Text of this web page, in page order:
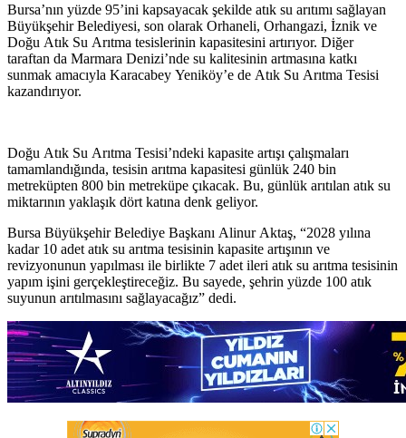
Bursa’nın yüzde 95’ini kapsayacak şekilde atık su arıtımı sağlayan
Büyükşehir Belediyesi, son olarak Orhaneli, Orhangazi, İznik ve
Doğu Atık Su Arıtma tesislerinin kapasitesini artırıyor. Diğer
taraftan da Marmara Denizi’nde su kalitesinin artmasına katkı
sunmak amacıyla Karacabey Yeniköy’e de Atık Su Arıtma Tesisi
kazandırıyor.
Doğu Atık Su Arıtma Tesisi’ndeki kapasite artışı çalışmaları
tamamlandığında, tesisin arıtma kapasitesi günlük 240 bin
metreküpten 800 bin metreküpe çıkacak. Bu, günlük arıtılan atık su
miktarının yaklaşık dört katına denk geliyor.
Bursa Büyükşehir Belediye Başkanı Alinur Aktaş, “2028 yılına
kadar 10 adet atık su arıtma tesisinin kapasite artışının ve
revizyonunun yapılması ile birlikte 7 adet ileri atık su arıtma tesisinin
yapım işini gerçekleştireceğiz. Bu sayede, şehrin yüzde 100 atık
suyunun arıtılmasını sağlayacağız” dedi.